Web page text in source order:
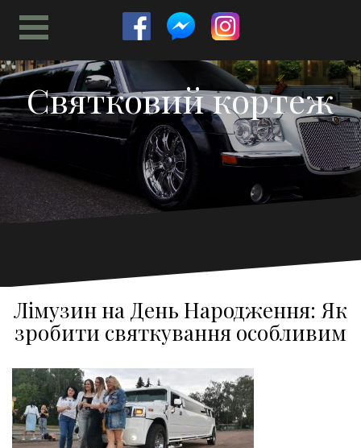
content
Святковий кортеж
Лімузин на День Народження: Як
зробити святкування особливим